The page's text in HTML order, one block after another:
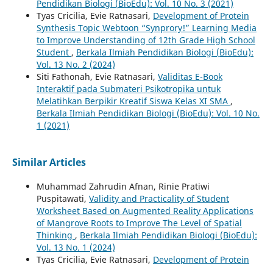
Pendidikan Biologi (BioEdu): Vol. 10 No. 3 (2021)
Tyas Cricilia, Evie Ratnasari, Development of Protein
Synthesis Topic Webtoon “Synprory!” Learning Media
to Improve Understanding of 12th Grade High School
Student , Berkala Ilmiah Pendidikan Biologi (BioEdu):
Vol. 13 No. 2 (2024)
Siti Fathonah, Evie Ratnasari, Validitas E-Book
Interaktif pada Submateri Psikotropika untuk
Melatihkan Berpikir Kreatif Siswa Kelas XI SMA ,
Berkala Ilmiah Pendidikan Biologi (BioEdu): Vol. 10 No.
1 (2021)
Similar Articles
Muhammad Zahrudin Afnan, Rinie Pratiwi
Puspitawati, Validity and Practicality of Student
Worksheet Based on Augmented Reality Applications
of Mangrove Roots to Improve The Level of Spatial
Thinking , Berkala Ilmiah Pendidikan Biologi (BioEdu):
Vol. 13 No. 1 (2024)
Tyas Cricilia, Evie Ratnasari, Development of Protein